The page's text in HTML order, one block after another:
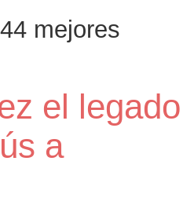
mejores
el legado
a